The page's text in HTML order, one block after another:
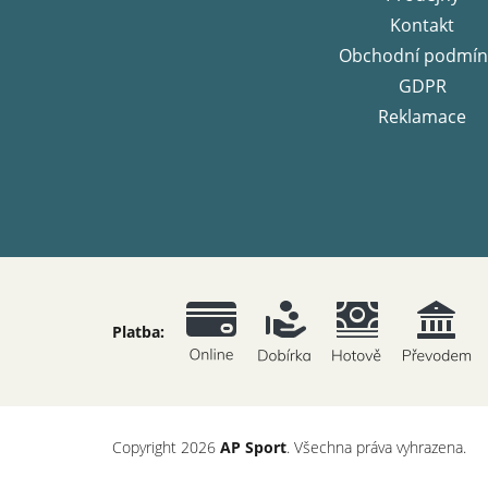
Kontakt
Obchodní
GDPR
Reklamace
Platba:
Copyright 2026 AP Sport. Všechna práva vyhrazena.